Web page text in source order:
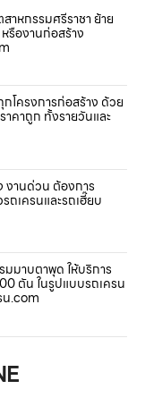
าหกรรมศรีราชา ย้าย
รืองานก่อสร้าง
โครงการก่อสร้าง ด้วย
าคาถูก ทั้งรายวันและ
งานด่วน ต้องการ
ถเครนและรถเฮี๊ยบ
มาบตาพุด ให้บริการ
ตัน ในรูปแบบรถเครน
น.com